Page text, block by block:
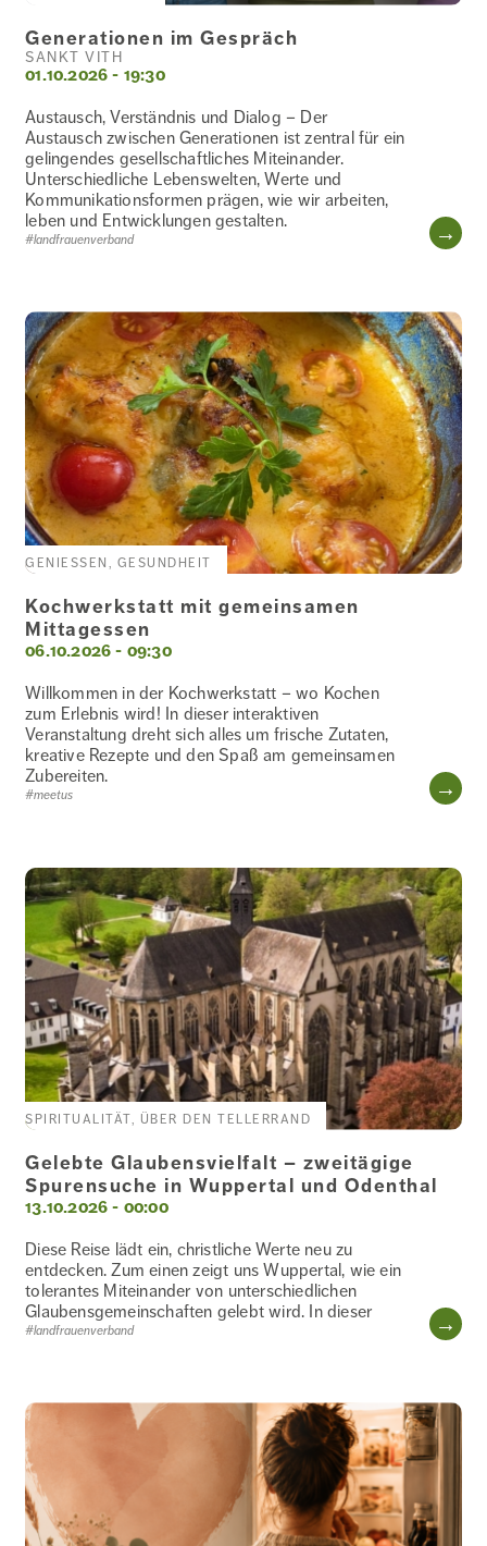
SANKT VITH
01.10.2026 - 19:30
Generationen im Gespräch
Austausch, Verständnis und Dialog – Der
Austausch zwischen Generationen ist zentral für ein
gelingendes gesellschaftliches Miteinander.
Unterschiedliche Lebenswelten, Werte und
Kommunikationsformen prägen, wie wir arbeiten,
leben und Entwicklungen gestalten.
#landfrauenverband
GENIESSEN, GESUNDHEIT
06.10.2026 - 09:30
Kochwerkstatt mit gemeinsamen
Mittagessen
Willkommen in der Kochwerkstatt – wo Kochen
zum Erlebnis wird! In dieser interaktiven
Veranstaltung dreht sich alles um frische Zutaten,
kreative Rezepte und den Spaß am gemeinsamen
Zubereiten.
#meetus
SPIRITUALITÄT, ÜBER DEN TELLERRAND
13.10.2026 - 00:00
Gelebte Glaubensvielfalt – zweitägige
Spurensuche in Wuppertal und Odenthal
Diese Reise lädt ein, christliche Werte neu zu
entdecken. Zum einen zeigt uns Wuppertal, wie ein
tolerantes Miteinander von unterschiedlichen
Glaubensgemeinschaften gelebt wird. In dieser
#landfrauenverband